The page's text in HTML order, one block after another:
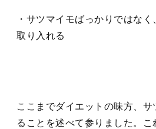
・サツマイモばっかりではな
取り入れる
ここまでダイエットの味方、
ることを述べて参りました。